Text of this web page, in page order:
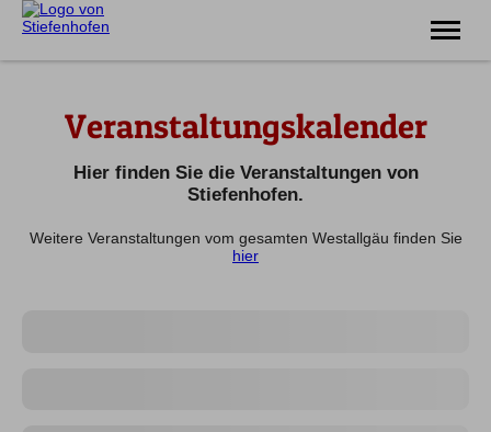
Familie
Unterkünfte
Prospekte
Veranstaltungskalender
Hier finden Sie die Veranstaltungen von
Stiefenhofen.
Weitere Veranstaltungen vom gesamten Westallgäu finden Sie
hier